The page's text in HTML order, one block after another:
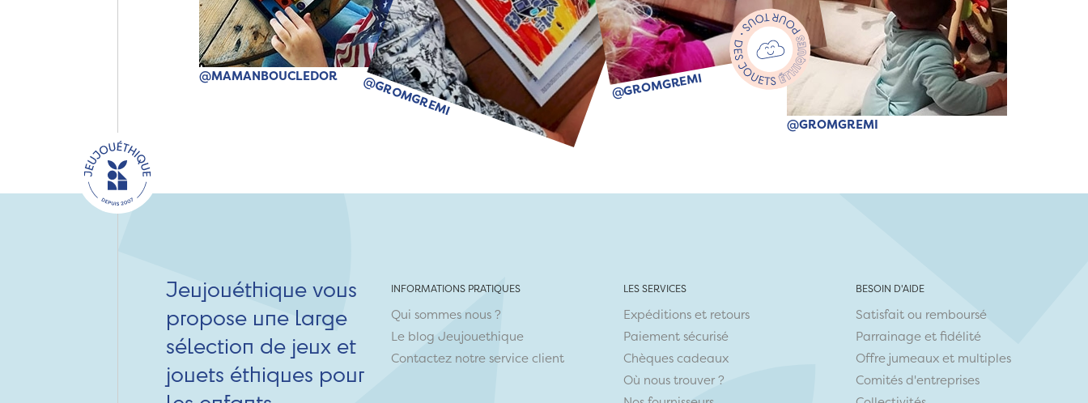
@MAMANBOUCLEDOR @GROMGREMI @GROMGREMI
@GROMGREMI
Jeujouéthique vous
propose une large
sélection de jeux et
jouets éthiques pour
INFORMATIONS PRATIQUES
Qui sommes nous ?
Le blog Jeujouethique
Contactez notre service client
LES SERVICES
Expéditions et retours
Paiement sécurisé
Chèques cadeaux
Où nous trouver ?
BESOIN D'AIDE
Satisfait ou remboursé
Parrainage et fidélité
Offre jumeaux et multiples
Comités d'entreprises